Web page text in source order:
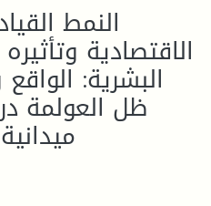
النمط
الاقتصادية
البشرية:
ظل العولمة